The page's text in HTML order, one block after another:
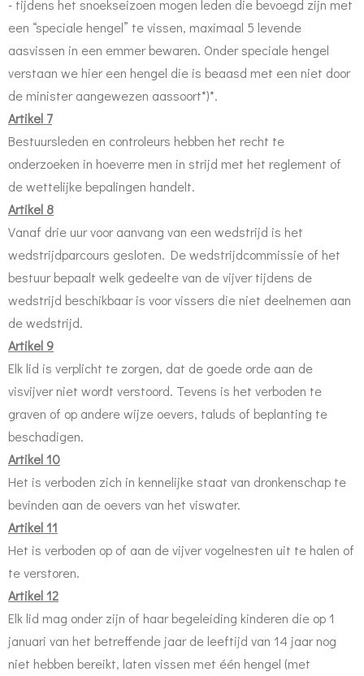
- tijdens het snoekseizoen mogen leden die bevoegd zijn met
een “speciale hengel” te vissen, maximaal 5 levende
aasvissen in een emmer bewaren. Onder speciale hengel
verstaan we hier een hengel die is beaasd met een niet door
de minister aangewezen aassoort*)*.
Artikel 7
Bestuursleden en controleurs hebben het recht te
onderzoeken in hoeverre men in strijd met het reglement of
de wettelijke bepalingen handelt.
Artikel 8
Vanaf drie uur voor aanvang van een wedstrijd is het
wedstrijdparcours gesloten. De wedstrijdcommissie of het
bestuur bepaalt welk gedeelte van de vijver tijdens de
wedstrijd beschikbaar is voor vissers die niet deelnemen aan
de wedstrijd.
Artikel 9
Elk lid is verplicht te zorgen, dat de goede orde aan de
visvijver niet wordt verstoord. Tevens is het verboden te
graven of op andere wijze oevers, taluds of beplanting te
beschadigen.
Artikel 10
Het is verboden zich in kennelijke staat van dronkenschap te
bevinden aan de oevers van het viswater.
Artikel 11
Het is verboden op of aan de vijver vogelnesten uit te halen of
te verstoren.
Artikel 12
Elk lid mag onder zijn of haar begeleiding kinderen die op 1
januari van het betreffende jaar de leeftijd van 14 jaar nog
niet hebben bereikt, laten vissen met één hengel (met